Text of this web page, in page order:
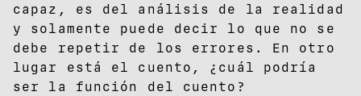
capaz, es del análisis de la realidad
y solamente puede decir lo que no se
debe repetir de los errores. En otro
lugar está el cuento, ¿cuál podría
ser la función del cuento?